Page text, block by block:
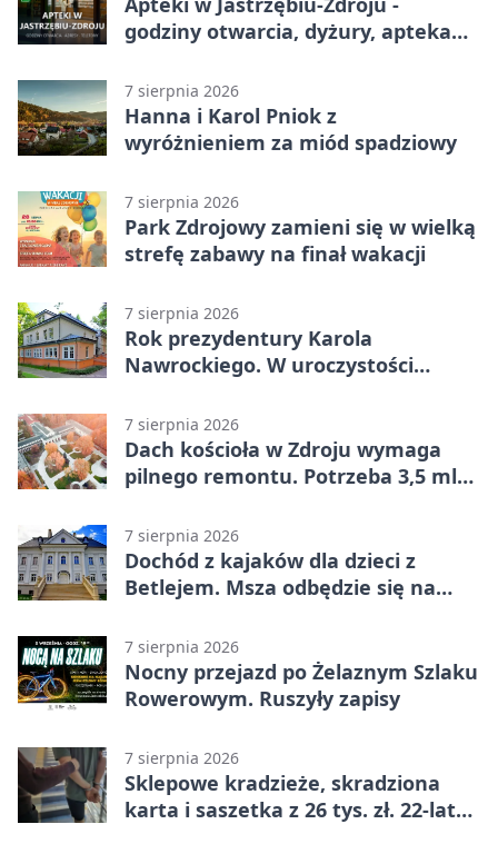
godziny otwarcia, dyżury, apteka
7 sierpnia 2026
Hanna i Karol Pniok z
wyróżnieniem za miód spadziowy
7 sierpnia 2026
Park Zdrojowy zamieni się w wielką
strefę zabawy na finał wakacji
7 sierpnia 2026
Rok prezydentury Karola
Nawrockiego. W uroczystości
7 sierpnia 2026
Dach kościoła w Zdroju wymaga
pilnego remontu. Potrzeba 3,5 mln
7 sierpnia 2026
Dochód z kajaków dla dzieci z
Betlejem. Msza odbędzie się na
7 sierpnia 2026
Nocny przejazd po Żelaznym Szlaku
Rowerowym. Ruszyły zapisy
7 sierpnia 2026
Sklepowe kradzieże, skradziona
karta i saszetka z 26 tys. zł. 22-latek